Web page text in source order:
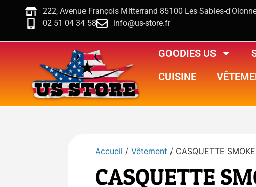
222, Avenue François Mitterrand 85100 Les Sables-
02 51 04 34 58
info@us-store.fr
GOODIES US
CUISINE
Accueil /Vêtement / CASQUETTE
CASQUETTE